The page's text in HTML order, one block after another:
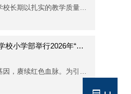
合肥中锐学校长期以扎实的教学质量与突出的升学成果倍受关注。近日，我校印尼籍学生曾圣珉...
合肥中锐学校小学部举行2026年“六一”新队员入队仪式
传承红色基因，赓续红色血脉。为引导广大少年儿童继承和发扬少先队的光荣传统，增强少先队...